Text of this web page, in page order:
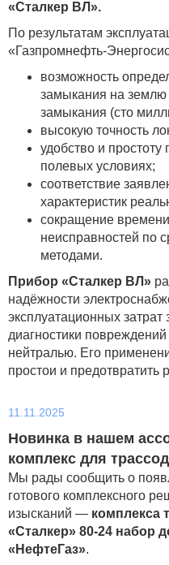
«Сталкер ВЛ».
По результатам
возможность
замыкания на
замыкания (сто
высокую точность
удобство и
полевых условиях;
соответствие
характеристик
сокращение
неисправностей по
методами.
Прибор «Сталкер ВЛ»
надёжности
эксплуатационных затрат
диагностики
нейтралью. Его
простои и предотвратить
11.11.2025
Новинка в нашем
комплекс для
Мы рады сообщить о
готового комплексного
изысканий — комплекса
«Сталкер» 80-24 набор
«НефтеГаз».